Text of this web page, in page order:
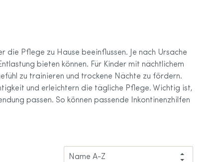
die Pflege zu Hause beeinflussen. Je nach Ursache
bieten können. Für Kinder mit nächtlichem
zu trainieren und trockene Nächte zu fördern.
und erleichtern die tägliche Pflege. Wichtig ist,
passen. So können passende Inkontinenzhilfen